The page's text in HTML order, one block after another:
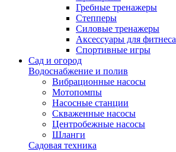
Гребные тренажеры
Степперы
Силовые тренажеры
Аксессуары для фитнеса
Спортивные игры
Сад и огород
Водоснабжение и полив
Вибрационные насосы
Мотопомпы
Насосные станции
Скваженные насосы
Центробежные насосы
Шланги
Садовая техника